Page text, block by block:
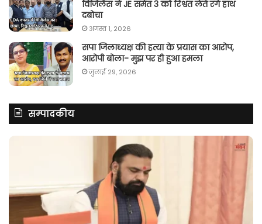
विजिलेंस ने JE समेत 3 को रिश्वत लेते रंगे हाथ
दबोचा
अगस्त 1, 2026
सपा जिलाध्यक्ष की हत्या के प्रयास का आरोप,
आरोपी बोला- मुझ पर ही हुआ हमला
जुलाई 29, 2026
सम्पादकीय